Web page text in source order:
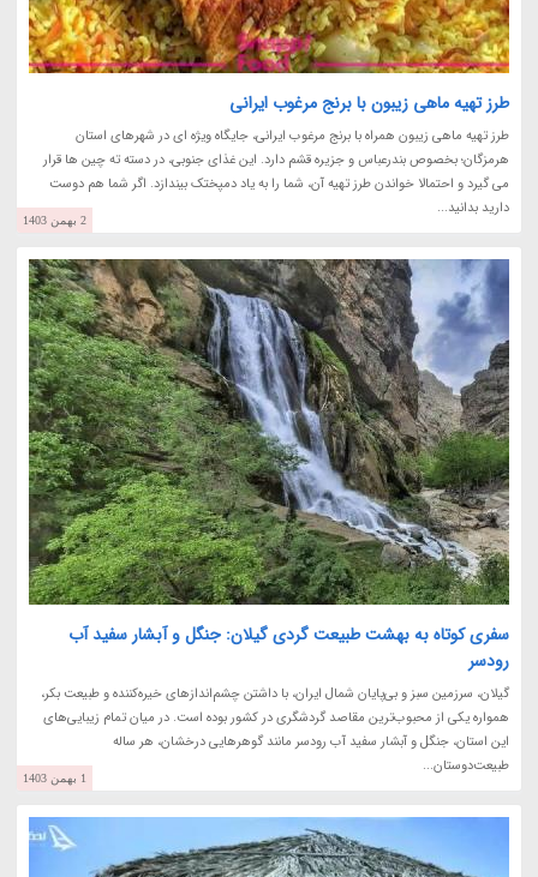
طرز تهیه ماهی زیبون با برنج مرغوب ایرانی
طرز تهیه ماهی زیبون همراه با برنج مرغوب ایرانی، جایگاه ویژه ای در شهرهای استان
هرمزگان؛ بخصوص بندرعباس و جزیره قشم دارد. این غذای جنوبی، در دسته ته چین ها قرار
می گیرد و احتمالا خواندن طرز تهیه آن، شما را به یاد دمپختک بیندازد. اگر شما هم دوست
دارید بدانید...
2 بهمن 1403
سفری کوتاه به بهشت طبیعت گردی گیلان: جنگل و آبشار سفید آب
رودسر
گیلان، سرزمین سبز و بی‌پایان شمال ایران، با داشتن چشم‌اندازهای خیره‌کننده و طبیعت بکر،
همواره یکی از محبوب‌ترین مقاصد گردشگری در کشور بوده است. در میان تمام زیبایی‌های
این استان، جنگل و آبشار سفید آب رودسر مانند گوهرهایی درخشان، هر ساله
طبیعت‌دوستان...
1 بهمن 1403